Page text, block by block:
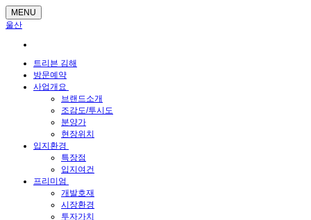
MENU
울산
트리븐 김해
방문예약
사업개요
브랜드소개
조감도/투시도
분양가
현장위치
입지환경
특장점
입지여건
프리미엄
개발호재
시장환경
투자가치